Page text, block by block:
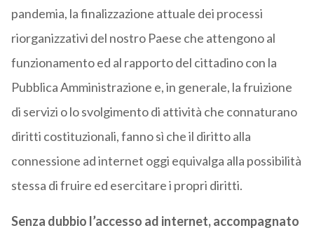
pandemia, la finalizzazione attuale dei processi
riorganizzativi del nostro Paese che attengono al
funzionamento ed al rapporto del cittadino con la
Pubblica Amministrazione e, in generale, la fruizione
di servizi o lo svolgimento di attività che connaturano
diritti costituzionali, fanno sì che il diritto alla
connessione ad internet oggi equivalga alla possibilità
stessa di fruire ed esercitare i propri diritti.
Senza dubbio l’accesso ad internet, accompagnato